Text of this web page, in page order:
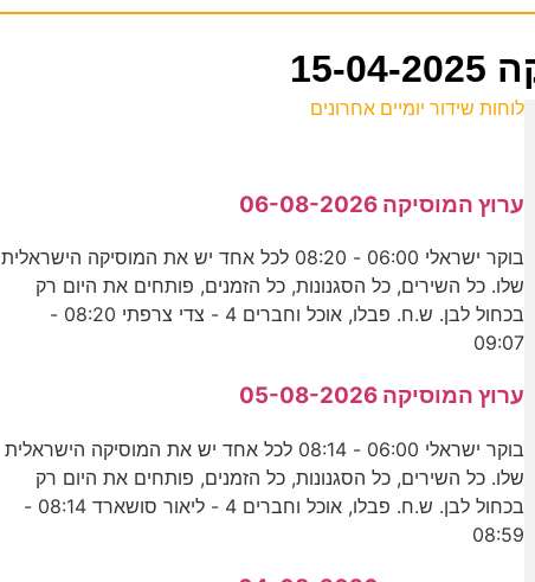
לוחות שידור יומיים אחרונים
ערוץ המוסיקה 06-08-2026
בוקר ישראלי 06:00 - 08:20 לכל אחד יש את המוסיקה הישראלית
שלו. כל השירים, כל הסגנונות, כל הזמנים, פותחים את היום רק
בכחול לבן. ש.ח. פבלו, אוכל וחברים 4 - צדי צרפתי 08:20 -
09:07
ערוץ המוסיקה 05-08-2026
בוקר ישראלי 06:00 - 08:14 לכל אחד יש את המוסיקה הישראלית
שלו. כל השירים, כל הסגנונות, כל הזמנים, פותחים את היום רק
בכחול לבן. ש.ח. פבלו, אוכל וחברים 4 - ליאור סושארד 08:14 -
08:59